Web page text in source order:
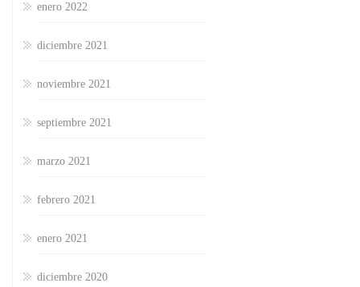
enero 2022
diciembre 2021
noviembre 2021
septiembre 2021
marzo 2021
febrero 2021
enero 2021
diciembre 2020